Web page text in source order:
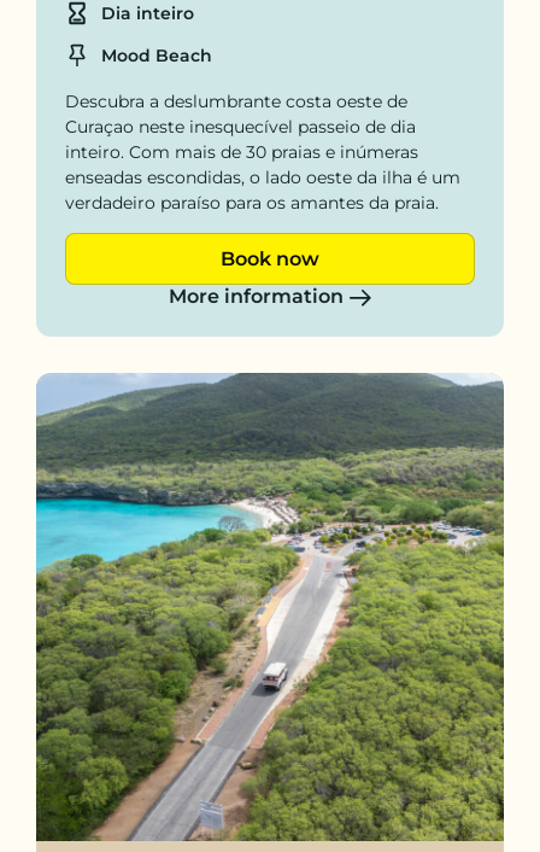
Duration
Dia inteiro
Location
Mood Beach
Descubra a deslumbrante costa oeste de
Curaçao neste inesquecível passeio de dia
inteiro. Com mais de 30 praias e inúmeras
enseadas escondidas, o lado oeste da ilha é um
verdadeiro paraíso para os amantes da praia.
Book now
More information